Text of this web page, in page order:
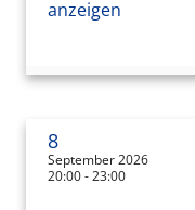
anzeigen
8
September 2026
20:00 - 23:00